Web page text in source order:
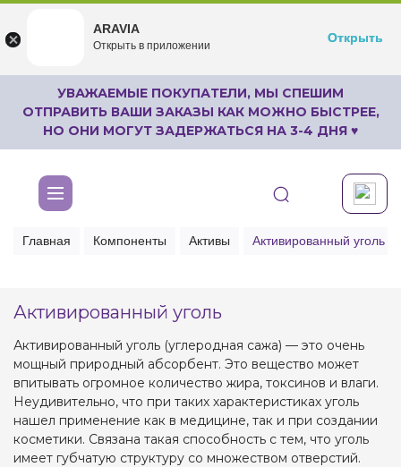
undefined
Бесплатноru.aravia.new
Открыть
УВАЖАЕМЫЕ ПОКУПАТЕЛИ, МЫ СПЕШИМ
ОТПРАВИТЬ ВАШИ ЗАКАЗЫ КАК МОЖНО БЫСТРЕЕ,
НО ОНИ МОГУТ ЗАДЕРЖАТЬСЯ НА 3-4 ДНЯ ♥
Главная Компоненты Активы Активированный уголь
Активированный уголь
Активированный уголь (углеродная сажа) — это очень
мощный природный абсорбент. Это вещество может
впитывать огромное количество жира, токсинов и влаги.
Неудивительно, что при таких характеристиках уголь
нашел применение как в медицине, так и при создании
косметики. Связана такая способность с тем, что уголь
имеет губчатую структуру со множеством отверстий.
ARAVIA
Открыть в приложении
Открыть